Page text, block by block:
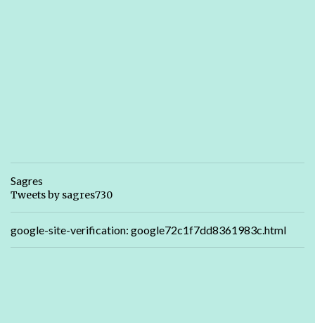
Sagres
Tweets by sagres730
google-site-verification: google72c1f7dd8361983c.html